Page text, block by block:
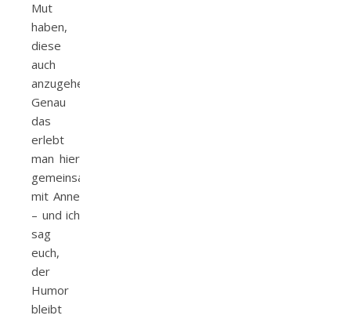
Mut
haben,
diese
auch
anzugehen.
Genau
das
erlebt
man hier
gemeinsam
mit Anne
– und ich
sag
euch,
der
Humor
bleibt